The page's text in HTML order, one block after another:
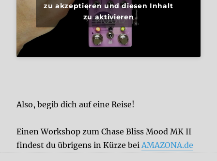
zu akzeptieren und diesen Inhalt
zu aktivieren
Also, begib dich auf eine Reise!
Einen Workshop zum Chase Bliss Mood MK II
findest du übrigens in Kürze beiAMAZONA.de